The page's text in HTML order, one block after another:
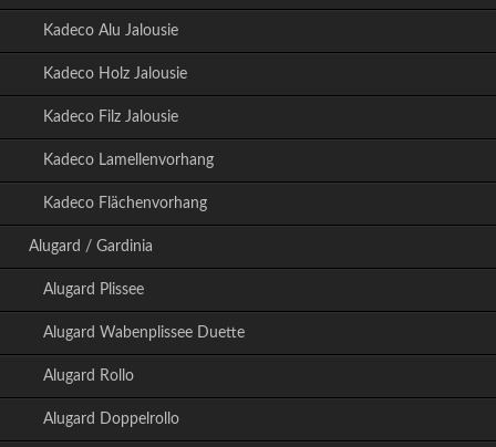
Kadeco Alu Jalousie
Kadeco Holz Jalousie
Kadeco Filz Jalousie
Kadeco Lamellenvorhang
Kadeco Flächenvorhang
Alugard / Gardinia
Alugard Plissee
Alugard Wabenplissee Duette
Alugard Rollo
Alugard Doppelrollo